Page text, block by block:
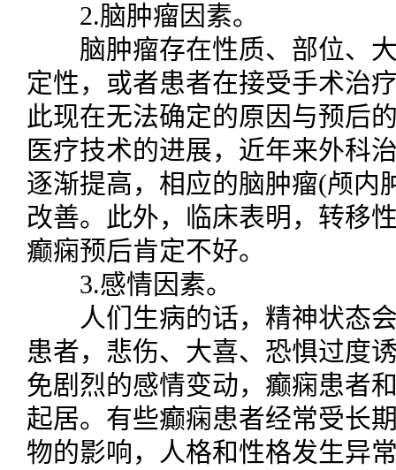
2.脑肿瘤因素。
脑肿瘤存在性质、部位、大
定性，或者患者在接受手术治
此现在无法确定的原因与预后
医疗技术的进展，近年来外科
逐渐提高，相应的脑肿瘤(颅内
改善。此外，临床表明，转移
癫痫预后肯定不好。
3.感情因素。
人们生病的话，精神状态会
患者，悲伤、大喜、恐惧过度
免剧烈的感情变动，癫痫患者
起居。有些癫痫患者经常受长
物的影响，人格和性格发生异